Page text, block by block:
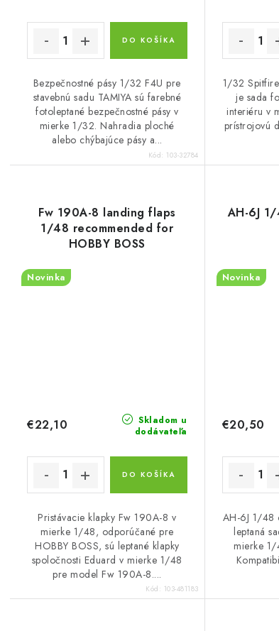
DO KOŠÍKA
Bezpečnostné pásy 1/32 F4U pre
stavebnú sadu TAMIYA sú farebné
fotoleptané bezpečnostné pásy v
mierke 1/32. Nahradia ploché
alebo chýbajúce pásy a...
Kód: 103-32784
1/32
je sada
interiéru v
prístrojovú
Fw 190A-8 landing flaps
1/48 recommended for
HOBBY BOSS
Novinka
Skladom u
dodávateľa
€22,10
DO KOŠÍKA
Pristávacie klapky Fw 190A-8 v
mierke 1/48, odporúčané pre
HOBBY BOSS, sú leptané klapky
spoločnosti Eduard v mierke 1/48
pre model Fw 190A-8....
Kód: 103-481183
AH-6J
Novinka
€20,50
AH-6J 1/48
leptaná
mierke 1/